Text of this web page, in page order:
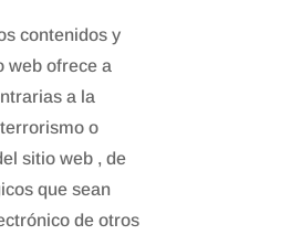
contenidos y
web ofrece a
a la
o
sitio web , de
que sean
de otros